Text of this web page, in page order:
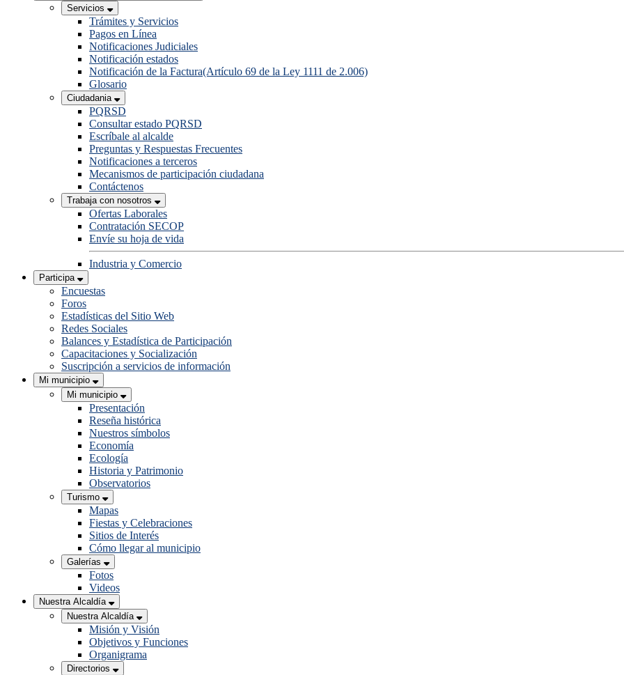
Servicios
Trámites y Servicios
Pagos en Línea
Notificaciones Judiciales
Notificación estados
Notificación de la Factura(Artículo 69 de la Ley 1111 de 2.006)
Glosario
Ciudadania
PQRSD
Consultar estado PQRSD
Escríbale al alcalde
Preguntas y Respuestas Frecuentes
Notificaciones a terceros
Mecanismos de participación ciudadana
Contáctenos
Trabaja con nosotros
Ofertas Laborales
Contratación SECOP
Envíe su hoja de vida
Industria y Comercio
Participa
Encuestas
Foros
Estadísticas del Sitio Web
Redes Sociales
Balances y Estadística de Participación
Capacitaciones y Socialización
Suscripción a servicios de información
Mi municipio
Mi municipio
Presentación
Reseña histórica
Nuestros símbolos
Economía
Ecología
Historia y Patrimonio
Observatorios
Turismo
Mapas
Fiestas y Celebraciones
Sitios de Interés
Cómo llegar al municipio
Galerías
Fotos
Videos
Nuestra Alcaldía
Nuestra Alcaldía
Misión y Visión
Objetivos y Funciones
Organigrama
Directorios